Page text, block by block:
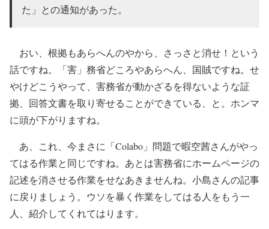
た」との通知があった。
おい、根拠もあらへんのやから、さっさと消せ！という
話ですね。「害」務省どころやあらへん、国賊ですね。せ
やけどこうやって、害務省が動かざるを得ないような証
拠、回答文書を取り寄せることができている、と。ホンマ
に頭が下がりますね。
あ、これ、今まさに「Colabo」問題で暇空茜さんがやっ
てはる作業と同じですね。あとは害務省にホームページの
記述を消させる作業をせなあきませんね。小島さんの記事
に戻りましょう。ウソを暴く作業をしてはる人をもう一
人、紹介してくれてはります。